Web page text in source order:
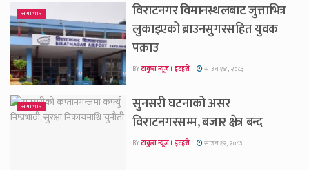
समाचार
विराटनगर विमानस्थलबाट जुत्ताभित्र
लुकाइएको ब्राउनसुगरसहित युवक
पक्राउ
BYटाकुरा न्यूज । इटहरी साउन १४, २०८३
समाचार
सुनसरी घटनाको असर
विराटनगरसम्म, बजार क्षेत्र बन्द
BYटाकुरा न्यूज । इटहरी साउन १२, २०८३